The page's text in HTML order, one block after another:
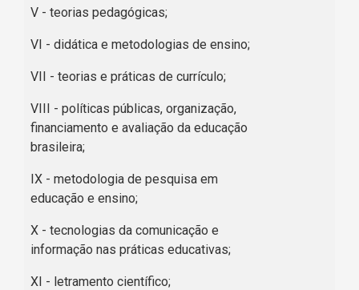
V - teorias pedagógicas;
VI - didática e metodologias de ensino;
VII - teorias e práticas de currículo;
VIII - políticas públicas, organização,
financiamento e avaliação da educação
brasileira;
IX - metodologia de pesquisa em
educação e ensino;
X - tecnologias da comunicação e
informação nas práticas educativas;
XI - letramento científico;